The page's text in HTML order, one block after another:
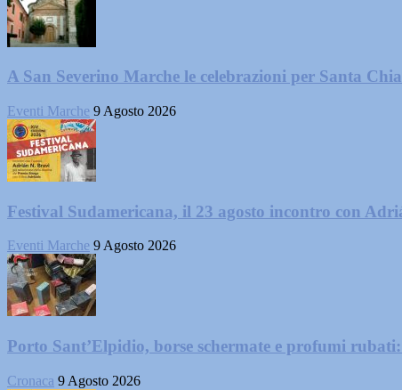
A San Severino Marche le celebrazioni per Santa
Eventi Marche 9 Agosto 2026
Festival Sudamericana, il 23 agosto incontro con
Eventi Marche 9 Agosto 2026
Porto Sant’Elpidio, borse schermate e profumi
Cronaca 9 Agosto 2026